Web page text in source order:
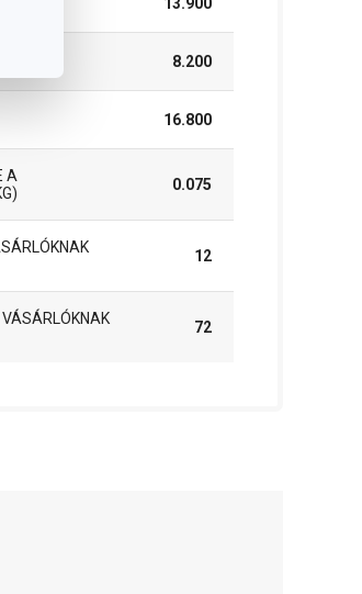
8.200
16.800
A
0.075
12
72